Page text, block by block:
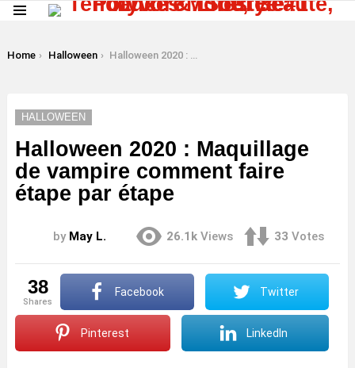
You are here:
Home Halloween Halloween 2020 : Maquillage de vampire comment faire étape par étape
HALLOWEEN
Halloween 2020 : Maquillage
de vampire comment faire
étape par étape
by May L. 26.1k Views 33 Votes
38
shares
Facebook Twitter
Pinterest LinkedIn